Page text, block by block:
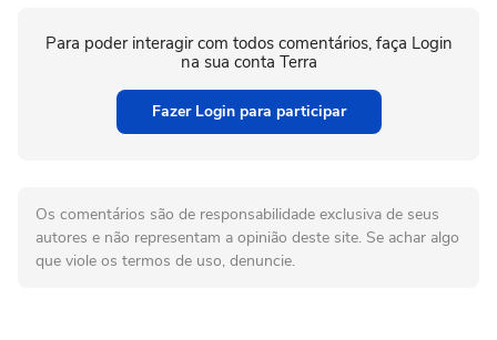
Para poder interagir com todos comentários, faça Login
na sua conta Terra
Fazer Login para participar
Os comentários são de responsabilidade exclusiva de seus
autores e não representam a opinião deste site. Se achar algo
que viole os termos de uso, denuncie.